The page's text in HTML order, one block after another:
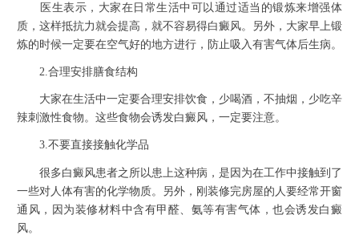
医生表示，大家在日常生活中可以通过适当的锻炼来增强体
质，这样抵抗力就会提高，就不容易得白癜风。另外，大家早上锻
炼的时候一定要在空气好的地方进行，防止吸入有害气体后生病。
2.合理安排膳食结构
大家在生活中一定要合理安排饮食，少喝酒，不抽烟，少吃辛
辣刺激性食物。这些食物会诱发白癜风，一定要注意。
3.不要直接接触化学品
很多白癜风患者之所以患上这种病，是因为在工作中接触到了
一些对人体有害的化学物质。另外，刚装修完房屋的人要经常开窗
通风，因为装修材料中含有甲醛、氨等有害气体，也会诱发白癜
风。